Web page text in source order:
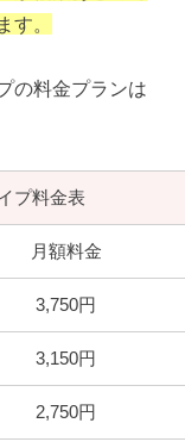
す。
の料金プランは
プ料金表
月額料金
3,750円
3,150円
2,750円